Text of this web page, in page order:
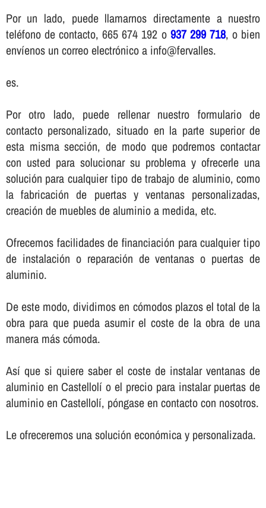
Por un lado, puede llamarnos directamente a nuestro
teléfono de contacto, 665 674 192 o 937 299 718, o bien
enví­enos un correo electrónico a info@fervalles.
es.
Por otro lado, puede rellenar nuestro formulario de
contacto personalizado, situado en la parte superior de
esta misma sección, de modo que podremos contactar
con usted para solucionar su problema y ofrecerle una
solución para cualquier tipo de trabajo de aluminio, como
la fabricación de puertas y ventanas personalizadas,
creación de muebles de aluminio a medida, etc.
Ofrecemos facilidades de financiación para cualquier tipo
de instalación o reparación de ventanas o puertas de
aluminio.
De este modo, dividimos en cómodos plazos el total de la
obra para que pueda asumir el coste de la obra de una
manera más cómoda.
Así­ que si quiere saber el coste de instalar ventanas de
aluminio en Castellolí o el precio para instalar puertas de
aluminio en Castellolí, póngase en contacto con nosotros.
Le ofreceremos una solución económica y personalizada.